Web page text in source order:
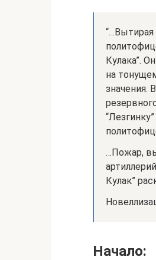
Кулака”.
на
значения.
…Пожар,
Кулак”
Начало: